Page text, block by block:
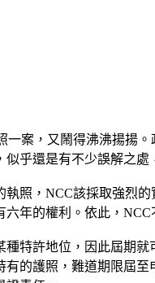
案，又鬧得沸沸揚揚
乎還是有不少誤解之處
照，NCC該採取強烈
年的權利。依此，
特許地位，因此屆期
的護照，難道期限屆